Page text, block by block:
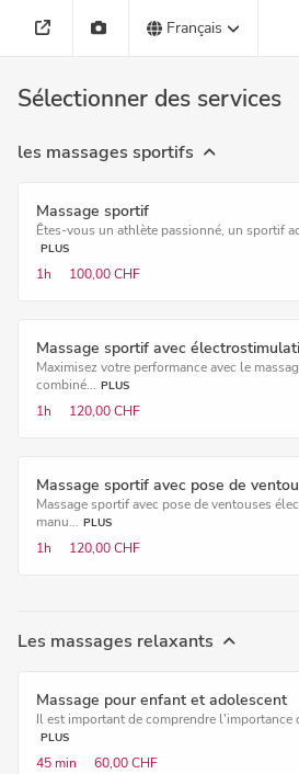
Français
Sélectionner des services
les massages sportifs
Massage sportif
Êtes-vous un athlète passionné, un sportif
PLUS
1h 100,00 CHF
Massage sportif avec
Maximisez votre performance avec le
combiné... PLUS
1h 120,00 CHF
Massage sportif avec pose de
Massage sportif avec pose de ventouses
manu... PLUS
1h 120,00 CHF
Les massages relaxants
Massage pour enfant et adolescent
Il est important de comprendre l'importance
PLUS
45 min 60,00 CHF